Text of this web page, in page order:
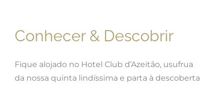
Conhecer & Descobrir
Fique alojado no Hotel Club d’Azeitão, usufrua
da nossa quinta lindíssima e parta à descoberta